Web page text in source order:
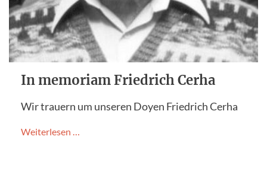
In memoriam Friedrich Cerha
Wir trauern um unseren Doyen Friedrich Cerha
Weiterlesen …